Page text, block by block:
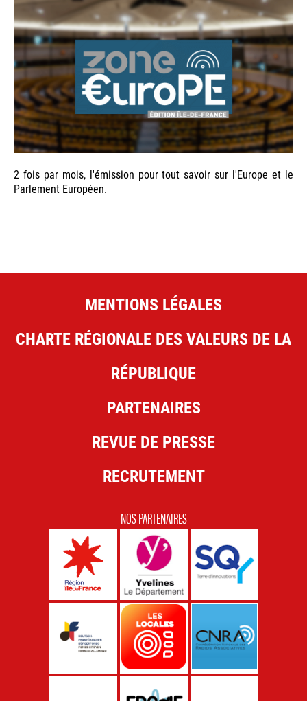
2 fois par mois, l'émission pour tout savoir sur l'Europe et le
Parlement Européen.
MENTIONS LÉGALES
CHARTE RÉGIONALE DES VALEURS DE LA
RÉPUBLIQUE
PARTENAIRES
REVUE DE PRESSE
RECRUTEMENT
NOS PARTENAIRES